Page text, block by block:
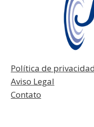
Política de
Aviso Legal
Contato